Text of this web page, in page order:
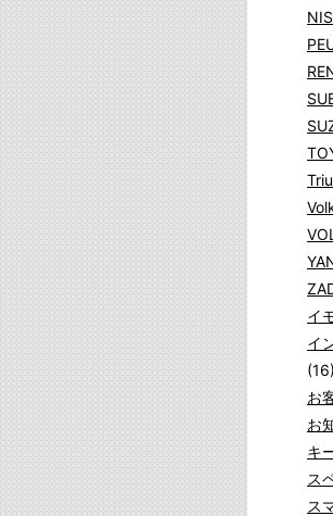
イ
イ
(16)
お
お
キ
ス
ス